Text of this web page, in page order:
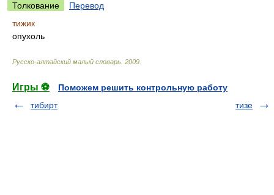
Толкование
Перевод
тижик
опухоль
Русско-алтайский малый словарь 2009
Игры ⚽
Поможем решить контрольную работу
тибирт
тизе